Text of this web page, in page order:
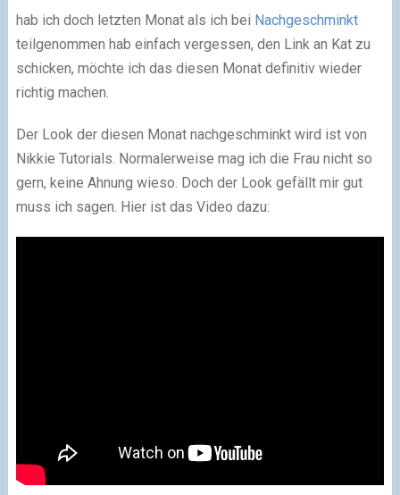
hab ich doch letzten Monat als ich bei Nachgeschminkt
teilgenommen hab einfach vergessen, den Link an Kat zu
schicken, möchte ich das diesen Monat definitiv wieder
richtig machen.
Der Look der diesen Monat nachgeschminkt wird ist von
Nikkie Tutorials. Normalerweise mag ich die Frau nicht so
gern, keine Ahnung wieso. Doch der Look gefällt mir gut
muss ich sagen. Hier ist das Video dazu: